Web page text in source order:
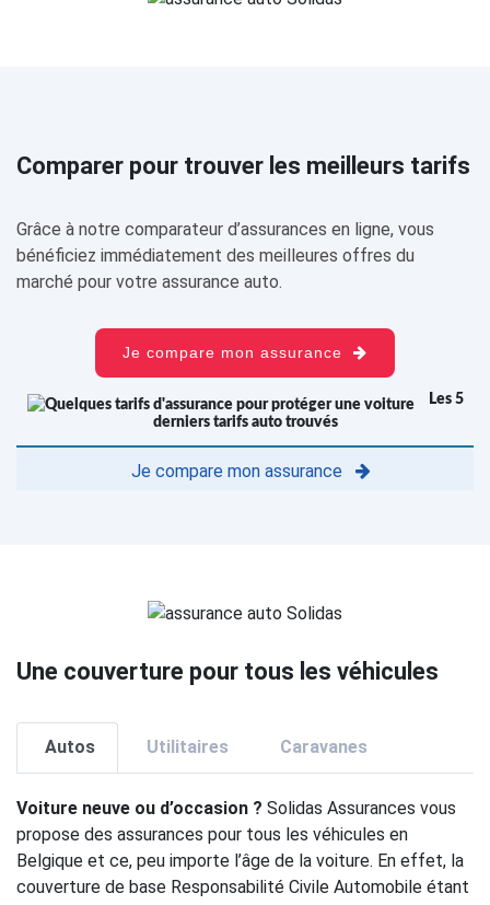
Comparer pour trouver les meilleurs tarifs
Grâce à notre comparateur d’assurances en ligne, vous
bénéficiez immédiatement des meilleures offres du
marché pour votre assurance auto.
Je compare mon assurance
Les 5
derniers tarifs auto trouvés
Je compare mon assurance
Une couverture pour tous les véhicules
Autos Utilitaires Caravanes
Voiture neuve ou d’occasion ? Solidas Assurances vous
propose des assurances pour tous les véhicules en
Belgique et ce, peu importe l’âge de la voiture. En effet, la
couverture de base Responsabilité Civile Automobile étant